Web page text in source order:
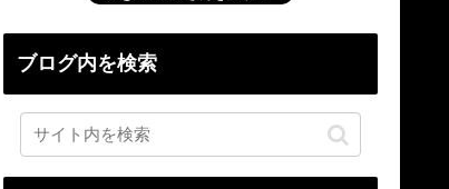
ブログ内を検索